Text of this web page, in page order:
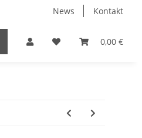
News Kontakt
0,00 €
Elektronische Geräte